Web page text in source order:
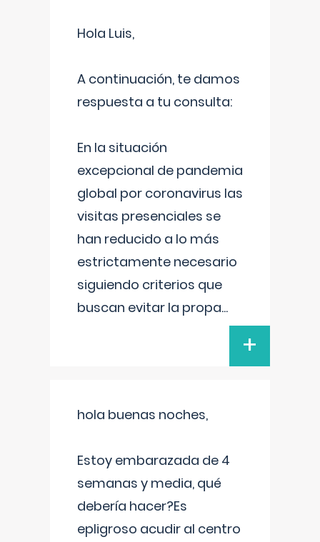
Hola Luis,
A continuación, te damos
respuesta a tu consulta:
En la situación
excepcional de pandemia
global por coronavirus las
visitas presenciales se
han reducido a lo más
estrictamente necesario
siguiendo criterios que
buscan evitar la propa...
+
hola buenas noches,
Estoy embarazada de 4
semanas y media, qué
debería hacer?Es
epligroso acudir al centro